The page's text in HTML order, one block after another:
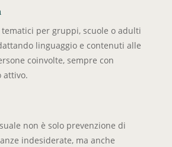
per gruppi, scuole o adulti
linguaggio e contenuti alle
coinvolte, sempre con
attivo.
non è solo prevenzione di
indesiderate, ma anche